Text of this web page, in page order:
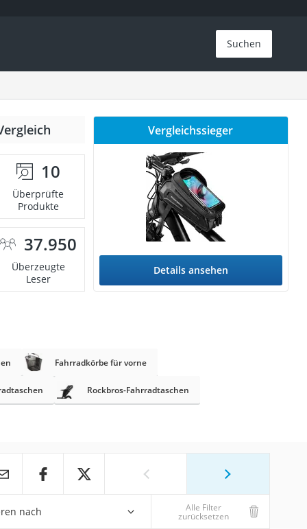
Suchen
10
Überprüfte
Produkte
37.950
Überzeugte
Leser
Vergleichssieger
Details ansehen
Fahrradkörbe für vorne
Rockbros-Fahrradtaschen
nach Alle Filter
zurücksetzen